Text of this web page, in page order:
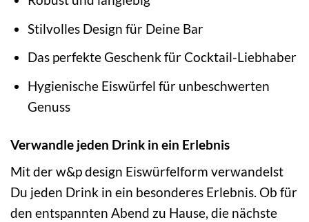
Stilvolles Design für Deine Bar
Das perfekte Geschenk für Cocktail-Liebhaber
Hygienische Eiswürfel für unbeschwerten
Genuss
Verwandle jeden Drink in ein Erlebnis
Mit der w&p design Eiswürfelform verwandelst
Du jeden Drink in ein besonderes Erlebnis. Ob für
den entspannten Abend zu Hause, die nächste